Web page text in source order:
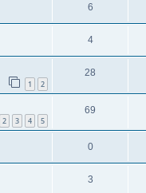
6
4
1 2
28
2 3 4 5
69
0
3